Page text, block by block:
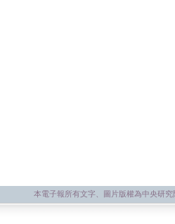
本電子報所有文字、圖片版權為中央研